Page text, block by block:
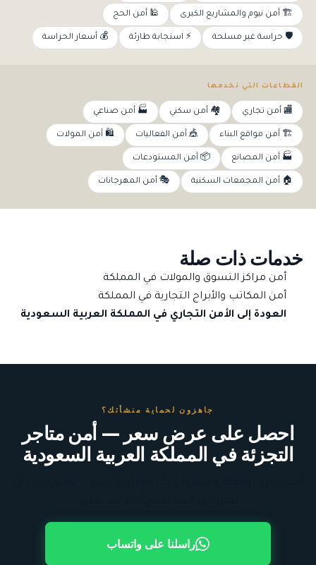
🏗️ أمن نيوم والمشاريع الكبرى 🕌 أمن الحج
🛡️ حراسة غير مسلحة ⚡ استجابة طارئة 💰 أسعار الحراسة
القطاعات التي نخدمها
🏬 أمن تجاري 🏘️ أمن سكني 🏭 أمن صناعي
🏗️ أمن مواقع البناء 🎪 أمن الفعاليات 🛍️ أمن المولات
🏭 أمن المصانع 📦 أمن المستودعات
🏠 أمن المجمعات السكنية 🎭 أمن المهرجانات
خدمات ذات صلة
أمن مراكز التسوق والمولات في المملكة
أمن المكاتب والأبراج التجارية في المملكة
العودة إلى الأمن التجاري في المملكة العربية السعودية
جاهزون لحماية منشأتك؟
احصل على عرض سعر — أمن متاجر
التجزئة في المملكة العربية السعودية
راسلنا على واتساب